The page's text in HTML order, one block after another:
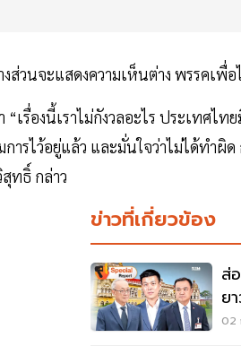
งส่วนจะแสดงความเห็นต่าง พรรคเ
“เรื่องนี้เราไม่กังวลอะไร ประเทศไ
ารไว้อยู่แล้ว และมั่นใจว่าไม่ได้ทำผิ
ทธิ์ กล่าว
ข่าวที่เกี่ยวข้อง
ส่
ย
02